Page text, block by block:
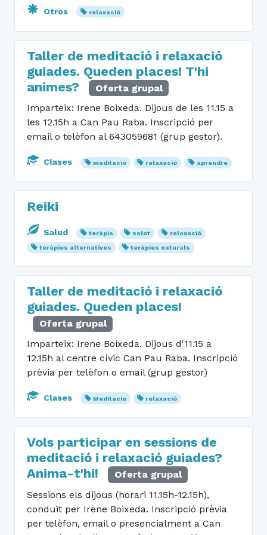
Otros relaxació
Taller de meditació i relaxació
guiades. Queden places! T'hi
animes?
Oferta grupal
Imparteix: Irene Boixeda. Dijous de les 11.15 a
les 12.15h a Can Pau Raba. Inscripció per
email o telèfon al 643059681 (grup gestor).
Clases meditació relaxació aprendre
Reiki
Salud teràpia salut
relaxació
teràpies alternatives
teràpies naturals
Taller de meditació i relaxació
guiades. Queden places!
Oferta grupal
Imparteix: Irene Boixeda. Dijous d'11.15 a
12.15h al centre cívic Can Pau Raba. Inscripció
prèvia per telèfon o email (grup gestor)
Clases Meditacio relaxació
Vols participar en sessions de
meditació i relaxació guiades?
Anima-t'hi!
Oferta grupal
Sessions els dijous (horari 11.15h-12.15h),
conduït per Irene Boixeda. Inscripció prèvia
per telèfon, email o presencialment a Can